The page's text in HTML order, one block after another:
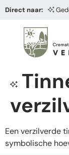
Direct naar:
Een verzilverde
symbolische